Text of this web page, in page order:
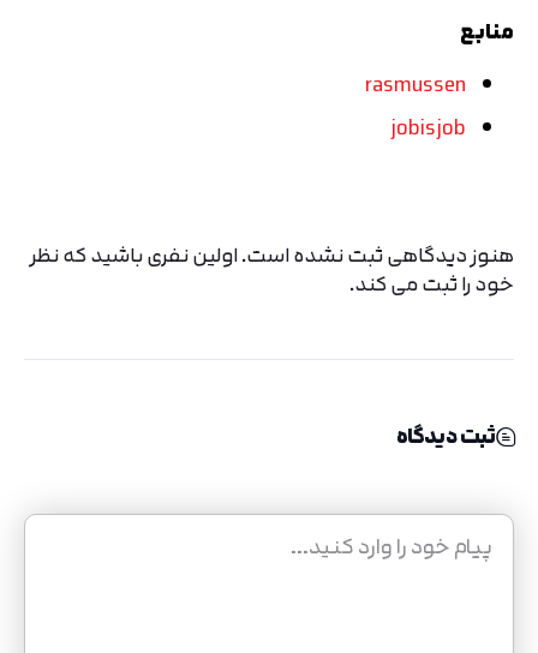
منابع
rasmussen
jobisjob
هنوز دیدگاهی ثبت نشده است. اولین نفری باشید که نظر
خود را ثبت می کند.
ثبت دیدگاه